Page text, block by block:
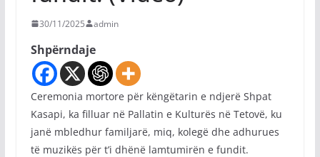
30/11/2025 admin
Shpërndaje
Ceremonia mortore për këngëtarin e ndjerë Shpat
Kasapi, ka filluar në Pallatin e Kulturës në Tetovë, ku
janë mbledhur familjarë, miq, kolegë dhe adhurues
të muzikës për t’i dhënë lamtumirën e fundit.